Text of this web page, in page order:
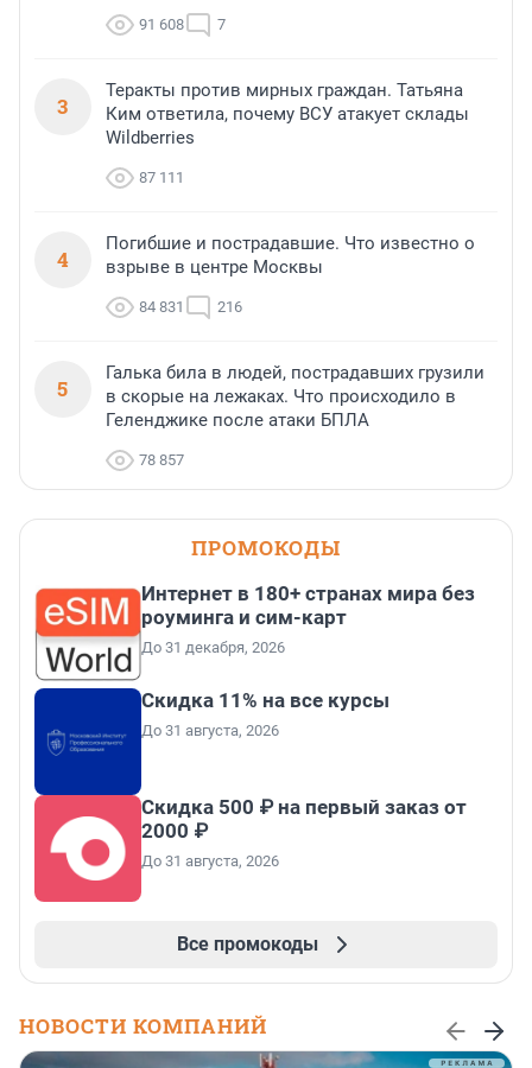
91 608 7
3
Теракты против мирных граждан. Татьяна
Ким ответила, почему ВСУ атакует склады
Wildberries
87 111
4
Погибшие и пострадавшие. Что известно о
взрыве в центре Москвы
84 831 216
5
Галька била в людей, пострадавших грузили
в скорые на лежаках. Что происходило в
Геленджике после атаки БПЛА
78 857
ПРОМОКОДЫ
Интернет в 180+ странах мира без
роуминга и сим-карт
До 31 декабря, 2026
Скидка 11% на все курсы
До 31 августа, 2026
Скидка 500 ₽ на первый заказ от
2000 ₽
До 31 августа, 2026
Все промокоды
НОВОСТИ КОМПАНИЙ